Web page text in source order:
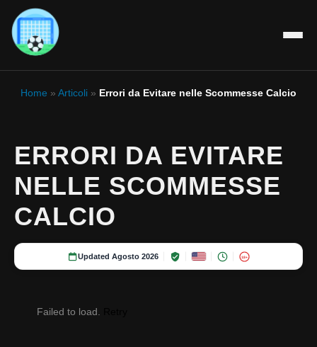
Home » Articoli » Errori da Evitare nelle Scommesse Calcio
ERRORI DA EVITARE
NELLE SCOMMESSE
CALCIO
Updated Agosto 2026 18+
Failed to load.